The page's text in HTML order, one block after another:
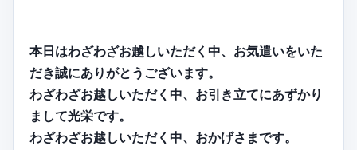
本日はわざわざお越しいただく中、お気遣いをいた
だき誠にありがとうございます。
わざわざお越しいただく中、お引き立てにあずかり
まして光栄です。
わざわざお越しいただく中、おかげさまです。